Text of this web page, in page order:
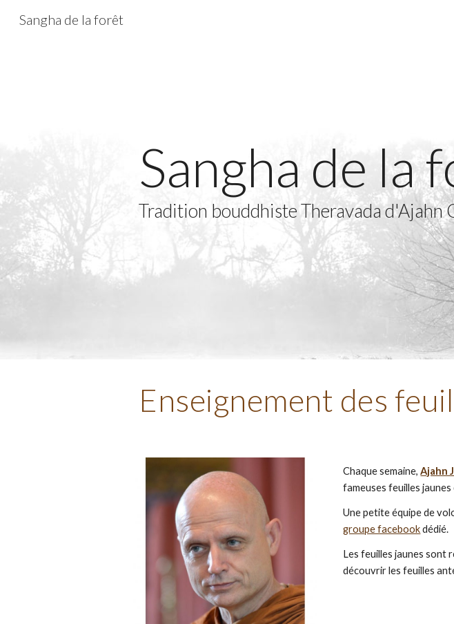
Sangha de la forêt
Sangha de la
Tradition bouddhiste Theravada d'Ajahn
Enseignement des
Chaque semaine, Ajahn
fameuses feuilles jaunes
groupe facebook dédié.
Les feuilles jaunes sont
découvrir les feuilles